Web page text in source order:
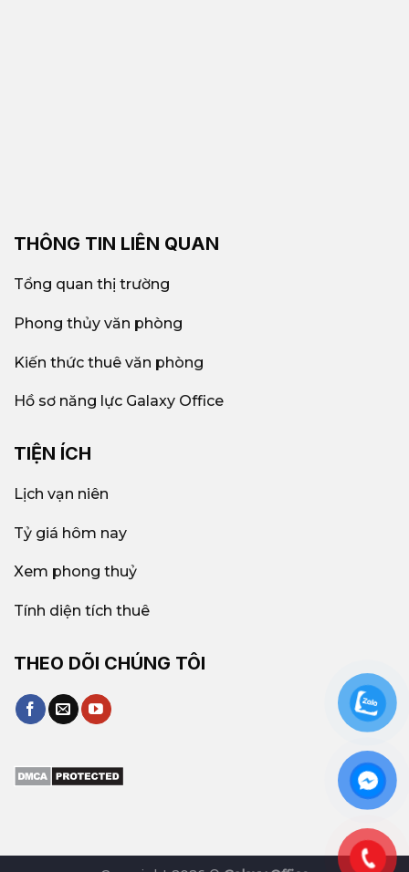
THÔNG TIN LIÊN QUAN
Tổng quan thị trường
Phong thủy văn phòng
Kiến thức thuê văn phòng
Hồ sơ năng lực Galaxy Office
TIỆN ÍCH
Lịch vạn niên
Tỷ giá hôm nay
Xem phong thuỷ
Tính diện tích thuê
THEO DÕI CHÚNG TÔI